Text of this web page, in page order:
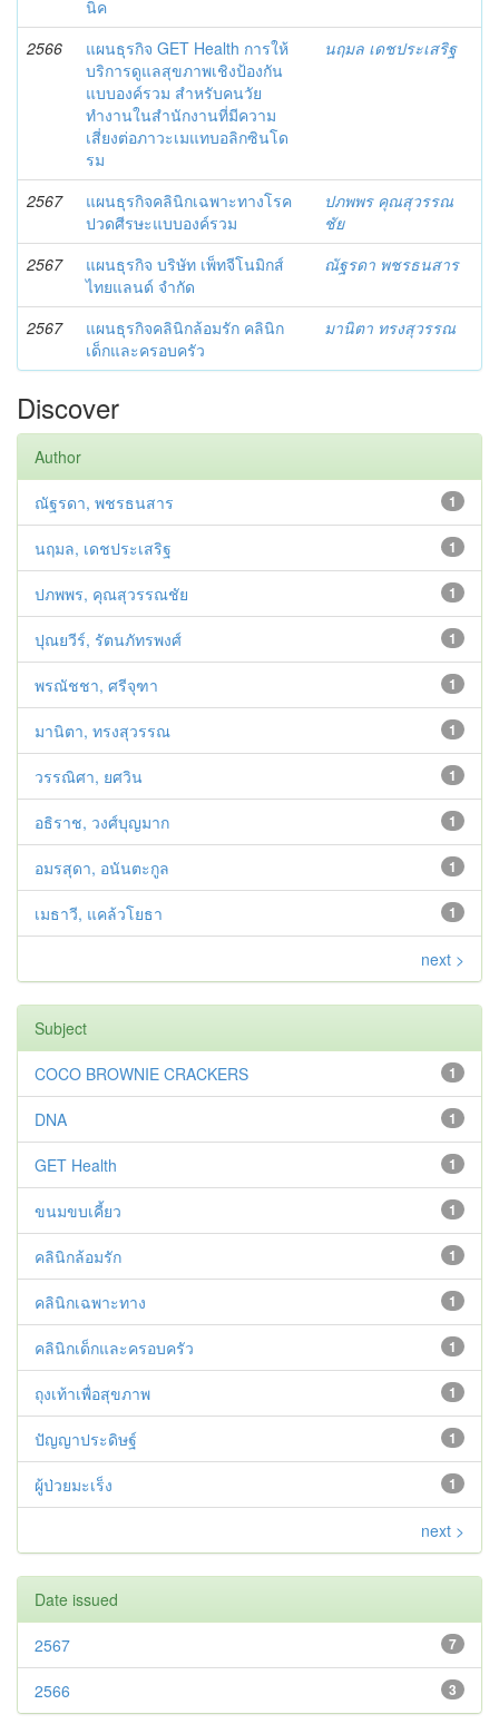
นิค
2566
แผนธุรกิจ GET Health การให้
บริการดูแลสุขภาพเชิงป้องกัน
แบบองค์รวม สำหรับคนวัย
ทำงานในสำนักงานที่มีความ
เสี่ยงต่อภาวะเมแทบอลิกซินโด
รม
นฤมล เดชประเสริฐ
2567
แผนธุรกิจคลินิกเฉพาะทางโรค
ปวดศีรษะแบบองค์รวม
ปภพพร คุณสุวรรณ
ชัย
2567
แผนธุรกิจ บริษัท เพ็ทจีโนมิกส์
ไทยแลนด์ จำกัด
ณัฐรดา พชรธนสาร
2567
แผนธุรกิจคลินิกล้อมรัก คลินิก
เด็กและครอบครัว
มานิตา ทรงสุวรรณ
Discover
Author
1
ณัฐรดา, พชรธนสาร
1
นฤมล, เดชประเสริฐ
1
ปภพพร, คุณสุวรรณชัย
1
ปุณยวีร์, รัตนภัทรพงศ์
1
พรณัชชา, ศรีจุฑา
1
มานิตา, ทรงสุวรรณ
1
วรรณิศา, ยศวิน
1
อธิราช, วงศ์บุญมาก
1
อมรสุดา, อนันตะกูล
1
เมธาวี, แคล้วโยธา
next >
Subject
1
COCO BROWNIE CRACKERS
1
DNA
1
GET Health
1
ขนมขบเคี้ยว
1
คลินิกล้อมรัก
1
คลินิกเฉพาะทาง
1
คลินิกเด็กและครอบครัว
1
ถุงเท้าเพื่อสุขภาพ
1
ปัญญาประดิษฐ์
1
ผู้ป่วยมะเร็ง
next >
Date issued
7
2567
3
2566